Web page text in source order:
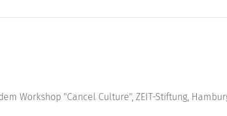
Workshop "Cancel Culture", ZEIT-Stiftung,